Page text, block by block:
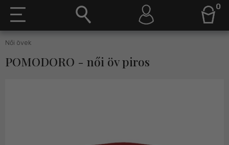
0
Női övek
POMODORO - női öv piros